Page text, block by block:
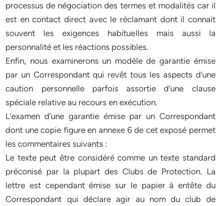
processus de négociation des termes et modalités car il
est en contact direct avec le réclamant dont il connait
souvent les exigences habituelles mais aussi la
personnalité et les réactions possibles.
Enfin, nous examinerons un modèle de garantie émise
par un Correspondant qui revêt tous les aspects d’une
caution personnelle parfois assortie d’une clause
spéciale relative au recours en exécution.
L’examen d’une garantie émise par un Correspondant
dont une copie figure en annexe 6 de cet exposé permet
les commentaires suivants :
Le texte peut être considéré comme un texte standard
préconisé par la plupart des Clubs de Protection. La
lettre est cependant émise sur le papier à entête du
Correspondant qui déclare agir au nom du club de